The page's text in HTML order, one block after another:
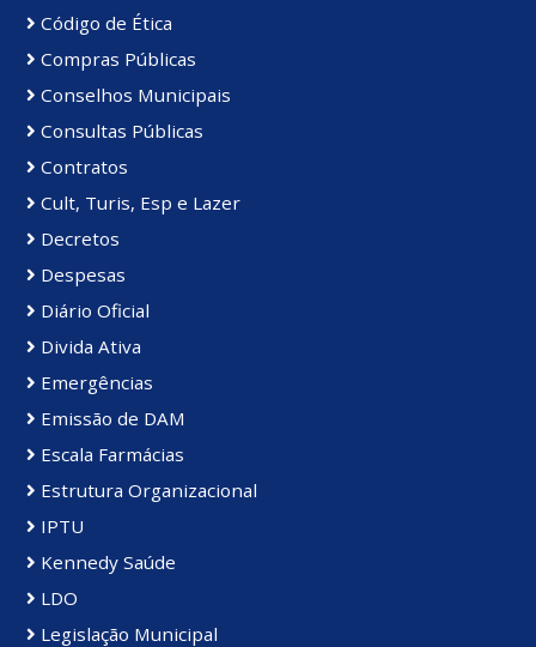
Código de Ética
Compras Públicas
Conselhos Municipais
Consultas Públicas
Contratos
Cult, Turis, Esp e Lazer
Decretos
Despesas
Diário Oficial
Divida Ativa
Emergências
Emissão de DAM
Escala Farmácias
Estrutura Organizacional
IPTU
Kennedy Saúde
LDO
Legislação Municipal